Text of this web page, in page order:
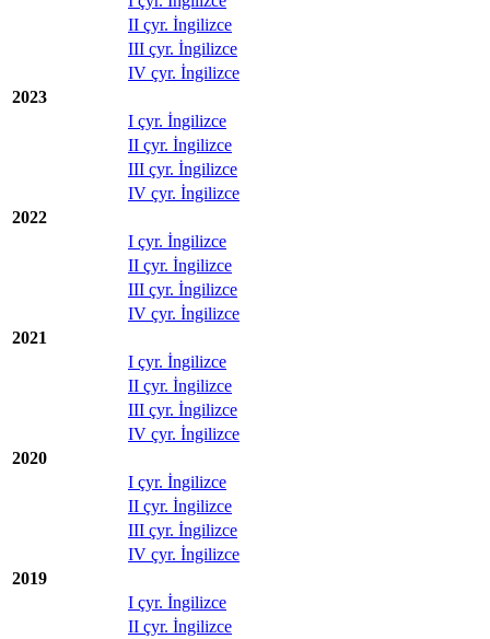
II çyr. İngilizce
III çyr. İngilizce
IV çyr. İngilizce
2023
I çyr. İngilizce
II çyr. İngilizce
III çyr. İngilizce
IV çyr. İngilizce
2022
I çyr. İngilizce
II çyr. İngilizce
III çyr. İngilizce
IV çyr. İngilizce
2021
I çyr. İngilizce
II çyr. İngilizce
III çyr. İngilizce
IV çyr. İngilizce
2020
I çyr. İngilizce
II çyr. İngilizce
III çyr. İngilizce
IV çyr. İngilizce
2019
I çyr. İngilizce
II çyr. İngilizce